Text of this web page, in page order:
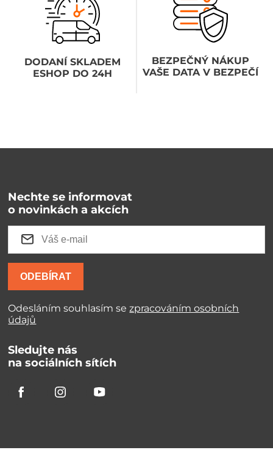
DODANÍ SKLADEM
ESHOP DO 24H
BEZPEČNÝ NÁKUP
VAŠE DATA V BEZPEČÍ
Nechte se informovat
o novinkách a akcích
ODEBÍRAT
Odesláním souhlasím sezpracováním osobních
údajů
Sledujte nás
na sociálních sítích